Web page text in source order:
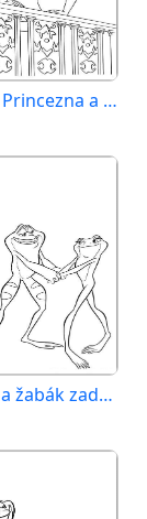
Nádherná Princezna a žabák
Princezna a žabák zadarmo